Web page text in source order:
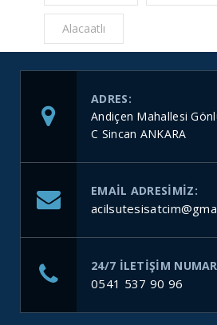
Alacaatlı
ADRES:
Andiçen Mahallesi
C Sincan ANKARA
EMAIL ADRESIMIZ:
24/7 ILETIŞIM
0541 537 90 96